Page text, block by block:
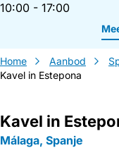
10:00 - 17:00
Home Aanbod
Kavel in Estepona
Kavel in
Málaga, Spanje